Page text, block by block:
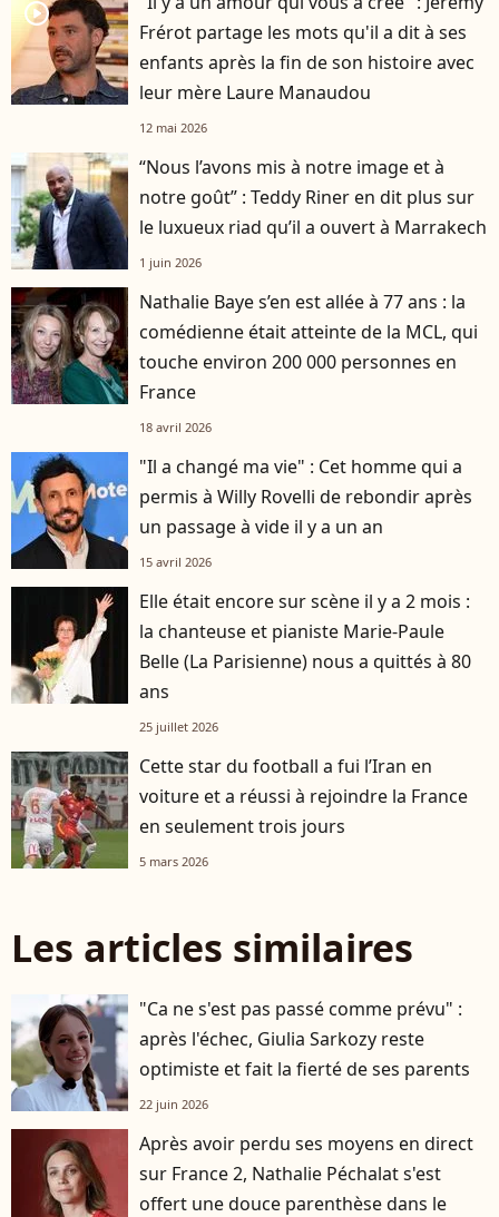
player2
Frérot partage les mots qu'il a dit à ses
enfants après la fin de son histoire avec
leur mère Laure Manaudou
12 mai 2026
“Nous l’avons mis à notre image et à
notre goût” : Teddy Riner en dit plus sur
le luxueux riad qu’il a ouvert à Marrakech
1 juin 2026
Nathalie Baye s’en est allée à 77 ans : la
comédienne était atteinte de la MCL, qui
touche environ 200 000 personnes en
France
18 avril 2026
"Il a changé ma vie" : Cet homme qui a
permis à Willy Rovelli de rebondir après
un passage à vide il y a un an
15 avril 2026
Elle était encore sur scène il y a 2 mois :
la chanteuse et pianiste Marie-Paule
Belle (La Parisienne) nous a quittés à 80
ans
25 juillet 2026
Cette star du football a fui l’Iran en
voiture et a réussi à rejoindre la France
en seulement trois jours
5 mars 2026
Les articles similaires
"Ca ne s'est pas passé comme prévu" :
après l'échec, Giulia Sarkozy reste
optimiste et fait la fierté de ses parents
22 juin 2026
Après avoir perdu ses moyens en direct
sur France 2, Nathalie Péchalat s'est
offert une douce parenthèse dans le